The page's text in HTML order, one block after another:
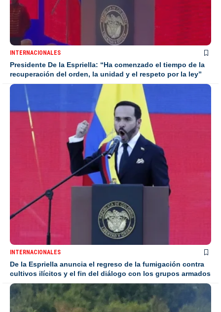
INTERNACIONALES
Presidente De la Espriella: “Ha comenzado el tiempo de la
recuperación del orden, la unidad y el respeto por la ley”
INTERNACIONALES
De la Espriella anuncia el regreso de la fumigación contra
cultivos ilícitos y el fin del diálogo con los grupos armados